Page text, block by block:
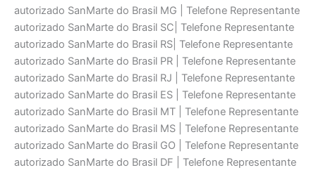
autorizado SanMarte do Brasil MG | Telefone Representante
autorizado SanMarte do Brasil SC| Telefone Representante
autorizado SanMarte do Brasil RS| Telefone Representante
autorizado SanMarte do Brasil PR | Telefone Representante
autorizado SanMarte do Brasil RJ | Telefone Representante
autorizado SanMarte do Brasil ES | Telefone Representante
autorizado SanMarte do Brasil MT | Telefone Representante
autorizado SanMarte do Brasil MS | Telefone Representante
autorizado SanMarte do Brasil GO | Telefone Representante
autorizado SanMarte do Brasil DF | Telefone Representante